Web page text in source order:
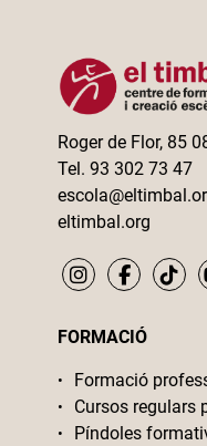
Roger de Flor, 85
Tel. 93 302 73 47
eltimbal.org
FORMACIÓ
Formació
Cursos regulars
Píndoles